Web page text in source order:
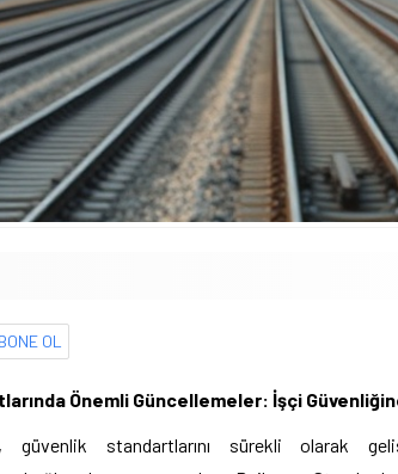
OL
Önemli Güncellemeler: İşçi
güvenlik standartlarını sürekli olarak